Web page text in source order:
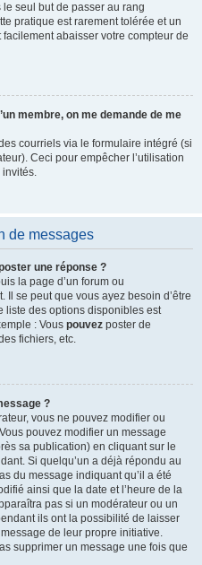
seul but de passer au rang
pratique est rarement tolérée et un
abaisser votre compteur de
membre, on me demande de me
courriels via le formulaire intégré (si
Ceci pour empêcher l’utilisation
de messages
une réponse ?
la page d’un forum ou
Il se peut que vous ayez besoin d’être
liste des options disponibles est
: Vous pouvez poster de
fichiers, etc.
?
vous ne pouvez modifier ou
pouvez modifier un message
sa publication) en cliquant sur le
Si quelqu’un a déjà répondu au
du message indiquant qu’il a été
ainsi que la date et l’heure de la
pas si un modérateur ou un
ils ont la possibilité de laisser
de leur propre initiative.
supprimer un message une fois que